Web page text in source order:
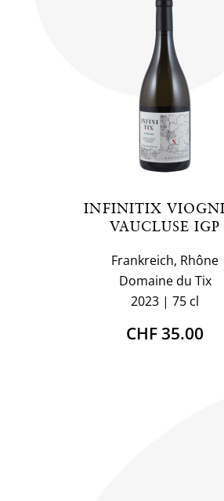
INFINITIX
VAUCLUSE IGP
Frankreich, Rhône
Domaine du Tix
2023
75 cl
CHF 35.00